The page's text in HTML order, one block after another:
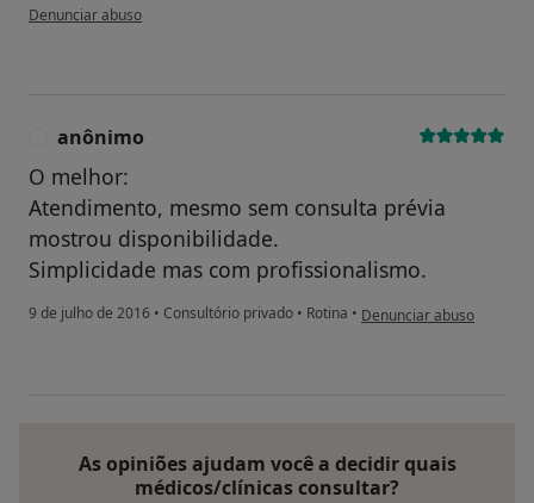
na opinião do utilizador Conta eliminada
Denunciar abuso
anônimo
O melhor:
Atendimento, mesmo sem consulta prévia
mostrou disponibilidade.
Simplicidade mas com profissionalismo.
9 de julho de 2016 • Consultório privado • Rotina • na opinião do utilizador
Denunciar abuso
As opiniões ajudam você a decidir quais
médicos/clínicas consultar?